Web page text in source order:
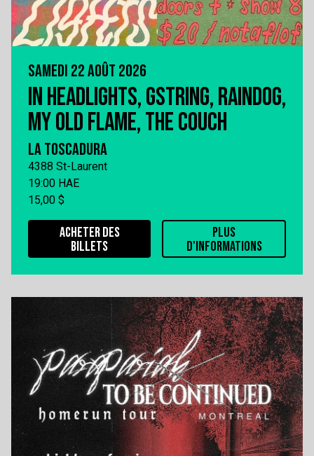
SAMEDI 22 AOÛT 2026
IN HEADLIGHTS, GSTRING, RAINDOG,
MY OLD FLAME, THE COUCH
LA TOSCADURA
4388 St-Laurent
19:00 HAE
15,00 $
ACHETER DES
BILLETS
PLUS
D'INFORMATIONS